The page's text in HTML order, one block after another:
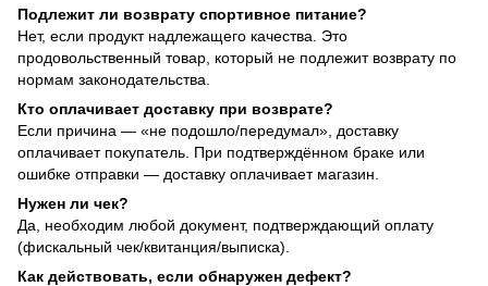
Подлежит ли возврату спортивное питание?
Нет, если продукт надлежащего качества. Это
продовольственный товар, который не подлежит возврату по
нормам законодательства.
Кто оплачивает доставку при возврате?
Если причина — «не подошло/передумал», доставку
оплачивает покупатель. При подтверждённом браке или
ошибке отправки — доставку оплачивает магазин.
Нужен ли чек?
Да, необходим любой документ, подтверждающий оплату
(фискальный чек/квитанция/выписка).
Как действовать, если обнаружен дефект?